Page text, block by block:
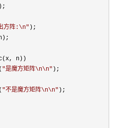
方阵:\n"
"是魔方矩阵\n\n"
"不是魔方矩阵\n\n"